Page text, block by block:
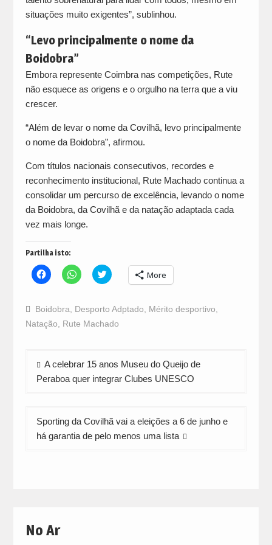
situações muito exigentes”, sublinhou.
“Levo principalmente o nome da
Boidobra”
Embora represente Coimbra nas competições, Rute
não esquece as origens e o orgulho na terra que a viu
crescer.
“Além de levar o nome da Covilhã, levo principalmente
o nome da Boidobra”, afirmou.
Com títulos nacionais consecutivos, recordes e
reconhecimento institucional, Rute Machado continua a
consolidar um percurso de excelência, levando o nome
da Boidobra, da Covilhã e da natação adaptada cada
vez mais longe.
Partilha isto:
Click
to
Facebook
(Opens
in
new
Click
to
WhatsApp
(Opens
in
new
Click
to
Twitter
(Opens
in
new
More
Boidobra Desporto Adptado Mérito desportivo
Natação
Rute Machado
Navegação
de
A celebrar 15 anos Museu do Queijo de
Peraboa quer integrar Clubes UNESCO
Sporting da Covilhã vai a eleições a 6 de junho e
há garantia de pelo menos uma lista
No Ar